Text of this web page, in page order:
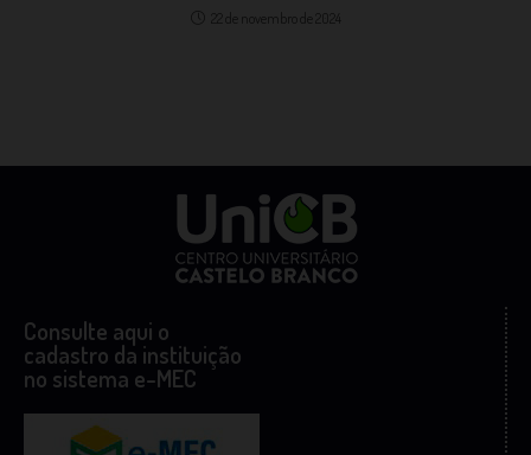
22 de novembro de 2024
Consulte aqui o
cadastro da instituição
no sistema e-MEC